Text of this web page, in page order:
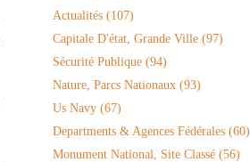
Actualités (107)
Capitale D'état, Grande Ville (97)
Sécurité Publique (94)
Nature, Parcs Nationaux (93)
Us Navy (67)
Departments & Agences Fédérales (60)
Monument National, Site Classé (56)